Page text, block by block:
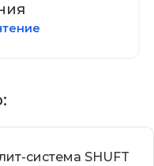
система SHUFT